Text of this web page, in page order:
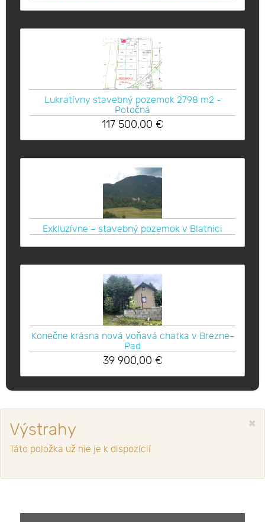
Lukratívny stavebný pozemok 2798 m2 -
Potočná
117 500,00 €
Exkluzívne – stavebný pozemok v Blatnici
Konečne krásna nová voňavá chatka v Brezne-
Pad
39 900,00 €
×
Výstrahy
Táto položka už nie je k dispozícií